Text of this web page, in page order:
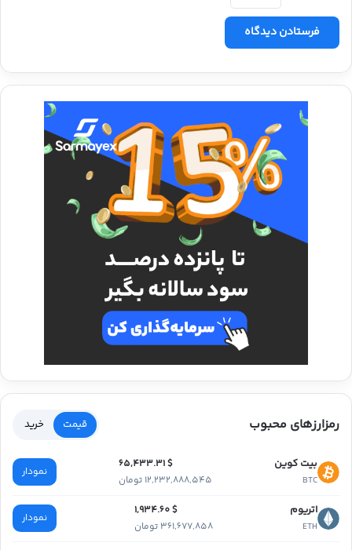
رمزارزهای محبوب قیمت خرید
بیت کوین
BTC
$ 65,433.31
12,232,888,545 تومان
نمودار
اتریوم
ETH
$ 1,934.60
361,677,858 تومان
نمودار